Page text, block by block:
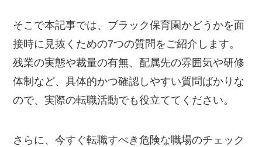
そこで本記事では、ブラック保育園かどうかを面
接時に見抜くための7つの質問をご紹介します。
残業の実態や裁量の有無、配属先の雰囲気や研修
体制など、具体的かつ確認しやすい質問ばかりな
ので、実際の転職活動でも役立ててください。
さらに、今すぐ転職すべき危険な職場のチェック